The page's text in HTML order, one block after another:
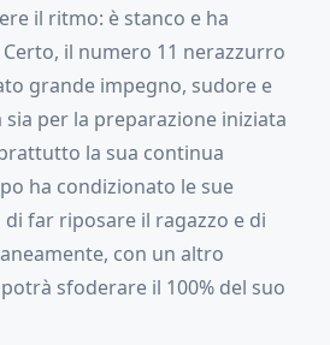
il ritmo: è stanco e ha
il numero 11 nerazzurro
grande impegno, sudore e
per la preparazione iniziata
la sua continua
ha condizionato le sue
di far riposare il ragazzo e di
con un altro
sfoderare il 100% del suo